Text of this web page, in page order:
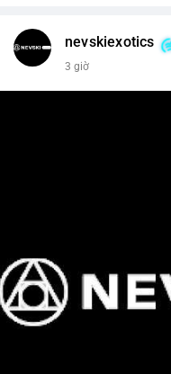
nevskiexotics
3 giờ